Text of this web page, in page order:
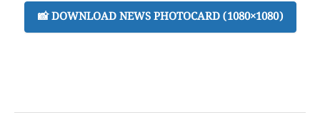
📸 DOWNLOAD NEWS PHOTOCARD (1080×1080)